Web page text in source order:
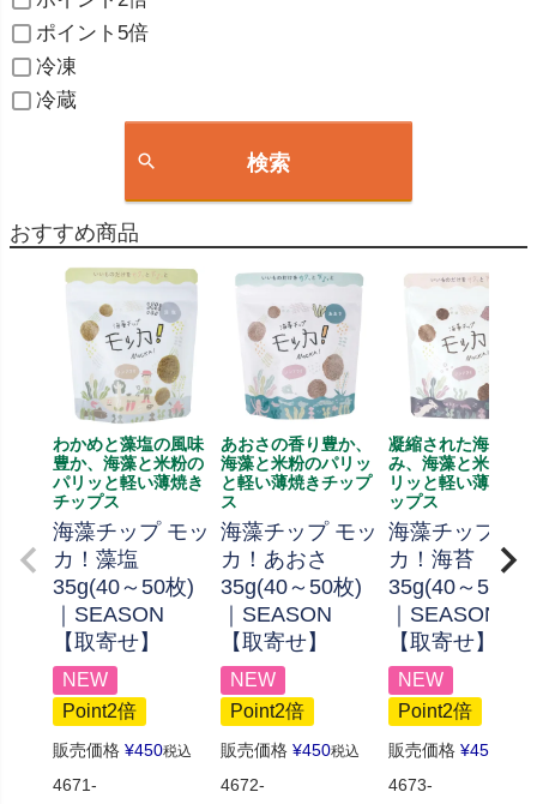
ポイント5倍
冷凍
冷蔵
検索
おすすめ商品
わかめと藻塩の風味
豊か、海藻と米粉の
パリッと軽い薄焼き
チップス
海藻チップ モッ
カ！藻塩
35g(40～50枚)
｜SEASON
【取寄せ】
NEW
Point2倍
販売価格 ¥450税込
4671-
あおさの香り豊か、
海藻と米粉のパリッ
と軽い薄焼きチップ
ス
海藻チップ モッ
カ！あおさ
35g(40～50枚)
｜SEASON
【取寄せ】
NEW
Point2倍
販売価格 ¥450税込
4672-
凝縮された海苔の
み、海藻と米粉の
リッと軽い薄焼き
ップス
海藻チップ モ
カ！海苔
35g(40～50枚)
｜SEASON
【取寄せ】
NEW
Point2倍
販売価格 ¥450
4673-